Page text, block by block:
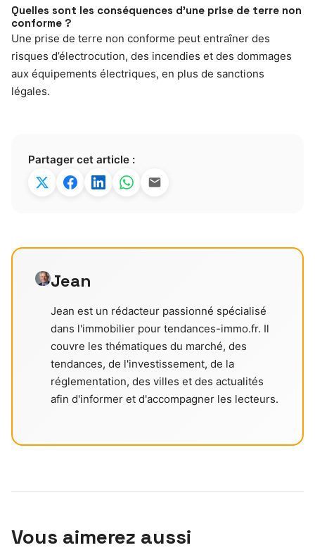
Quelles sont les conséquences d’une prise de terre non
conforme ?
Une prise de terre non conforme peut entraîner des
risques d’électrocution, des incendies et des dommages
aux équipements électriques, en plus de sanctions
légales.
Partager cet article :
Jean
Jean est un rédacteur passionné spécialisé
dans l'immobilier pour tendances-immo.fr. Il
couvre les thématiques du marché, des
tendances, de l'investissement, de la
réglementation, des villes et des actualités
afin d'informer et d'accompagner les lecteurs.
Vous aimerez aussi